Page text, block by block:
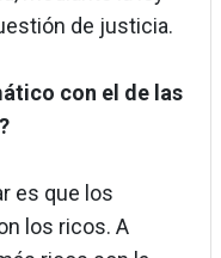
de justicia.
con el de las
es que los
los ricos. A